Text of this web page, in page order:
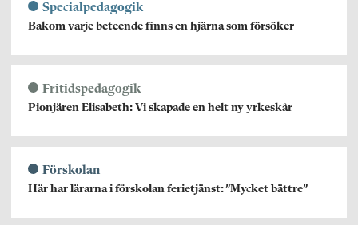
Specialpedagogik
Bakom varje beteende finns en hjärna som försöker
Fritidspedagogik
Pionjären Elisabeth: Vi skapade en helt ny yrkeskår
Förskolan
Här har lärarna i förskolan ferietjänst: ”Mycket bättre”